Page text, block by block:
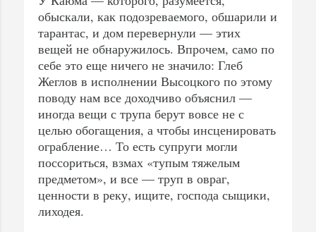
обыскали, как подозреваемого, обшарили и
тарантас, и дом перевернули — этих
вещей не обнаружилось. Впрочем, само по
себе это еще ничего не значило: Глеб
Жеглов в исполнении Высоцкого по этому
поводу нам все доходчиво объяснил —
иногда вещи с трупа берут вовсе не с
целью обогащения, а чтобы инсценировать
ограбление… То есть супруги могли
поссориться, взмах «тупым тяжелым
предметом», и все — труп в овраг,
ценности в реку, ищите, господа сыщики,
лиходея.